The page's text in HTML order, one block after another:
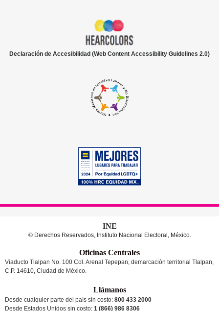
Declaración de Accesibilidad (Web Content Accessibility Guidelines 2.0)
INE
© Derechos Reservados, Instituto Nacional Electoral, México.
Oficinas Centrales
Viaducto Tlalpan No. 100 Col. Arenal Tepepan, demarcación territorial Tlalpan,
C.P. 14610, Ciudad de México.
Llámanos
Desde cualquier parte del país sin costo: 800 433 2000
Desde Estados Unidos sin costo: 1 (866) 986 8306